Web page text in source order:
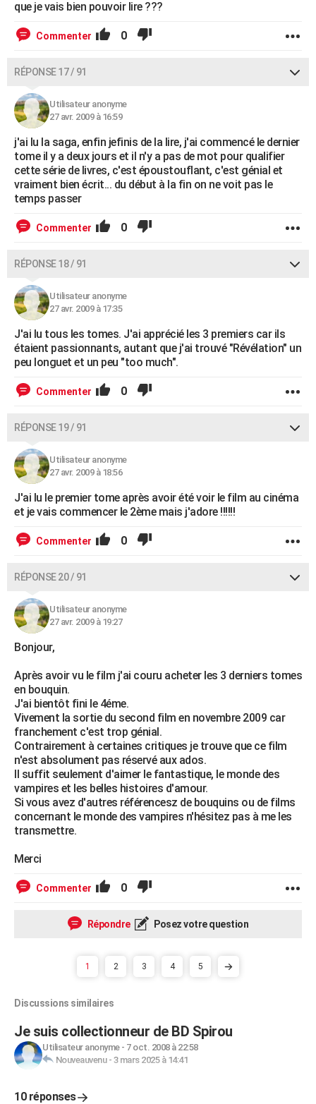
que je vais bien pouvoir lire ???
Commenter 0
RÉPONSE 17 / 91
Utilisateur anonyme
27 avr. 2009 à 16:59
j'ai lu la saga, enfin jefinis de la lire, j'ai commencé le dernier
tome il y a deux jours et il n'y a pas de mot pour qualifier
cette série de livres, c'est époustouflant, c'est génial et
vraiment bien écrit... du début à la fin on ne voit pas le
temps passer
Commenter 0
RÉPONSE 18 / 91
Utilisateur anonyme
27 avr. 2009 à 17:35
J'ai lu tous les tomes. J'ai apprécié les 3 premiers car ils
étaient passionnants, autant que j'ai trouvé "Révélation" un
peu longuet et un peu "too much".
Commenter 0
RÉPONSE 19 / 91
Utilisateur anonyme
27 avr. 2009 à 18:56
J'ai lu le premier tome après avoir été voir le film au cinéma
et je vais commencer le 2ème mais j'adore !!!!!!
Commenter 0
RÉPONSE 20 / 91
Utilisateur anonyme
27 avr. 2009 à 19:27
Bonjour,
Après avoir vu le film j'ai couru acheter les 3 derniers tomes
en bouquin.
J'ai bientôt fini le 4éme.
Vivement la sortie du second film en novembre 2009 car
franchement c'est trop génial.
Contrairement à certaines critiques je trouve que ce film
n'est absolument pas réservé aux ados.
Il suffit seulement d'aimer le fantastique, le monde des
vampires et les belles histoires d'amour.
Si vous avez d'autres référencesz de bouquins ou de films
concernant le monde des vampires n'hésitez pas à me les
transmettre.
Merci
Commenter 0
Répondre Posez votre question
1 2 3 4 5
Discussions similaires
Je suis collectionneur de BD Spirou
Utilisateur anonyme- 7 oct. 2008 à 22:58
Nouveauvenu- 3 mars 2025 à 14:41
10 réponses